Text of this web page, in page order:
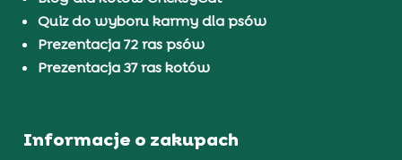
Quiz do wyboru karmy dla psów
Prezentacja 72 ras psów
Prezentacja 37 ras kotów
Informacje o zakupach